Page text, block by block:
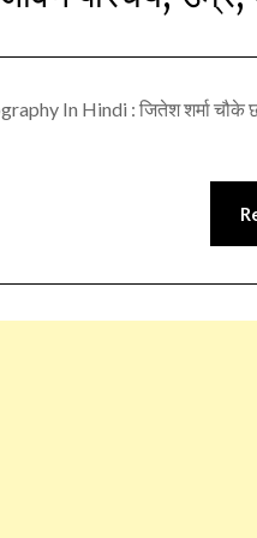
In Hindi : जितेश शर्मा चौके